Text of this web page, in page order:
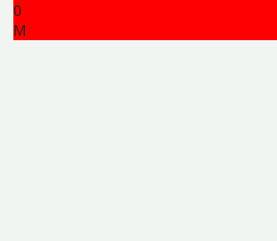
0
M